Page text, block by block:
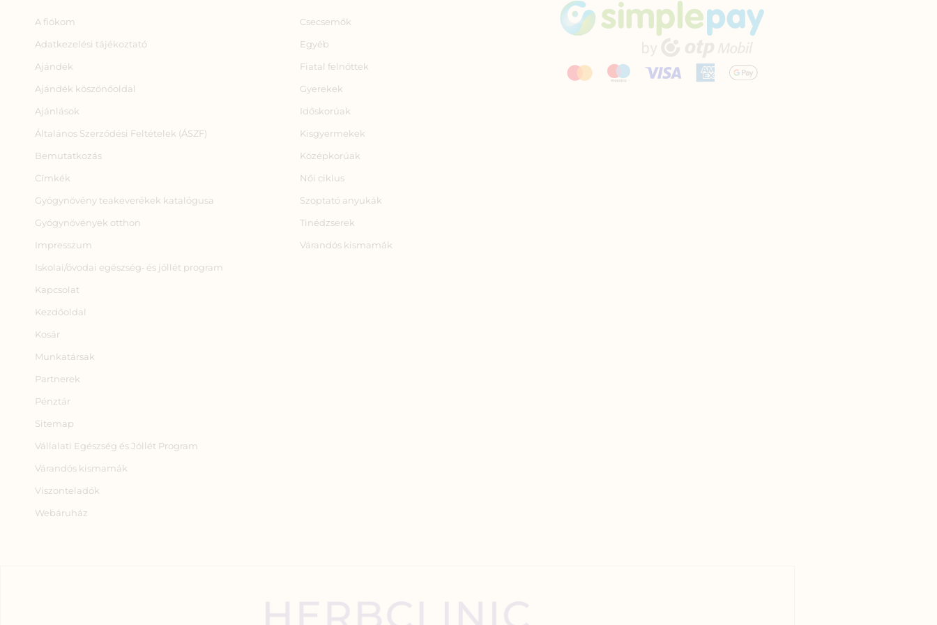
A fiókom
Adatkezelési tájékoztató
Ajándék
Ajándék köszönőoldal
Ajánlások
Általános Szerződési Feltételek (ÁSZF)
Bemutatkozás
Címkék
Gyógynövény teakeverékek katalógusa
Gyógynövények otthon
Impresszum
Iskolai/óvodai egészség‑ és jóllét program
Kapcsolat
Kezdőoldal
Kosár
Munkatársak
Partnerek
Pénztár
Sitemap
Vállalati Egészség és Jóllét Program
Várandós kismamák
Viszonteladók
Webáruház
Csecsemők
Egyéb
Fiatal felnőttek
Gyerekek
Időskorúak
Kisgyermekek
Középkorúak
Női ciklus
Szoptató anyukák
Tinédzserek
Várandós kismamák